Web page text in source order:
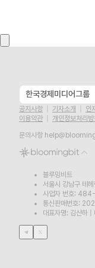
한국경제미디어그룹
공지사항 기자소개 인
이용약관
개인정보처리방
문의사항
블루밍비트
서울시 강남구 테
사업자 번호:
통신판매번호:
대표자명: 김산하